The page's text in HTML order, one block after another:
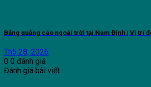
Bảng quảng cáo ngoài trời tại Nam Định | Vị trí
Th5 28, 2026
0 0 đánh giá
Đánh giá bài viết